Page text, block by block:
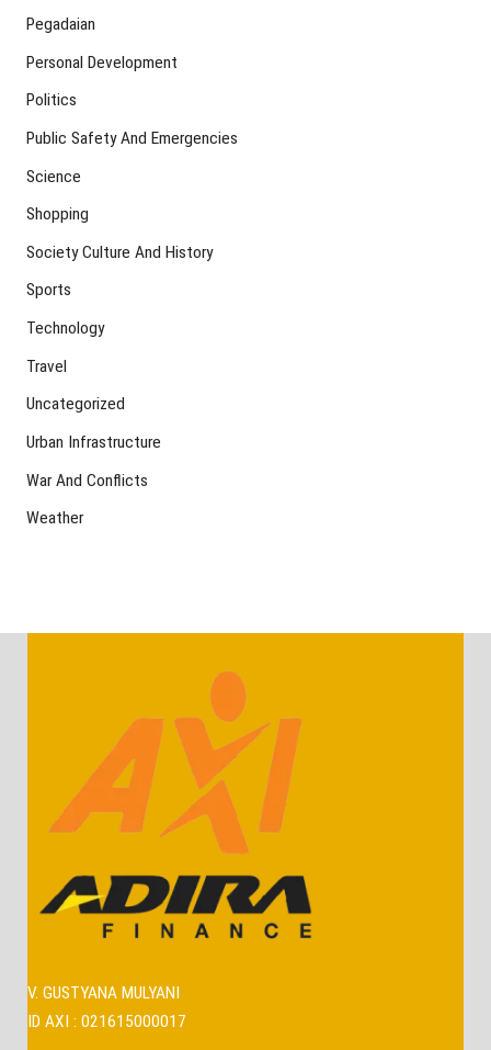
Pegadaian
Personal Development
Politics
Public Safety And Emergencies
Science
Shopping
Society Culture And History
Sports
Technology
Travel
Uncategorized
Urban Infrastructure
War And Conflicts
Weather
V. GUSTYANA MULYANI
ID AXI : 021615000017